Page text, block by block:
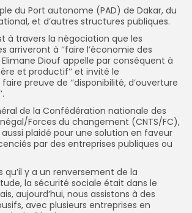
du Port autonome (PAD) de Dakar, du
et d’autres structures publiques.
à travers la négociation que les
arriveront à ‘’faire l’économie des
Elimane Diouf appelle par conséquent à
et productif’’ et invité le
preuve de ‘’disponibilité, d’ouverture
de la Confédération nationale des
Forces du changement (CNTS/FC),
aussi plaidé pour une solution en faveur
par des entreprises publiques ou
qu’il y a un renversement de la
la sécurité sociale était dans le
aujourd’hui, nous assistons à des
avec plusieurs entreprises en